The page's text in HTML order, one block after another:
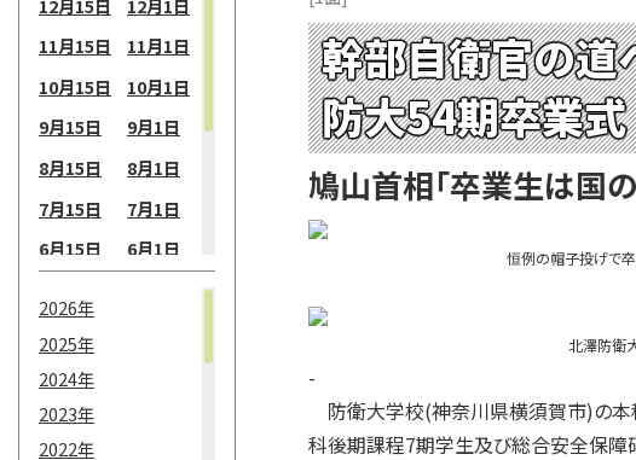
11月15日
11月1日
10月15日
10月1日
9月15日
9月1日
8月15日
8月1日
7月15日
7月1日
6月15日
6月1日
3月15日
2月15日
1月15日
2026年
2025年
2024年
2023年
2022年
幹部自衛官の道
防大54期卒業式
鳩山首相「卒業生は国
恒例の帽子投げで
北澤防衛
-
防衛大学校(神奈川県横須賀市)の本
科後期課程7期学生及び総合安全保